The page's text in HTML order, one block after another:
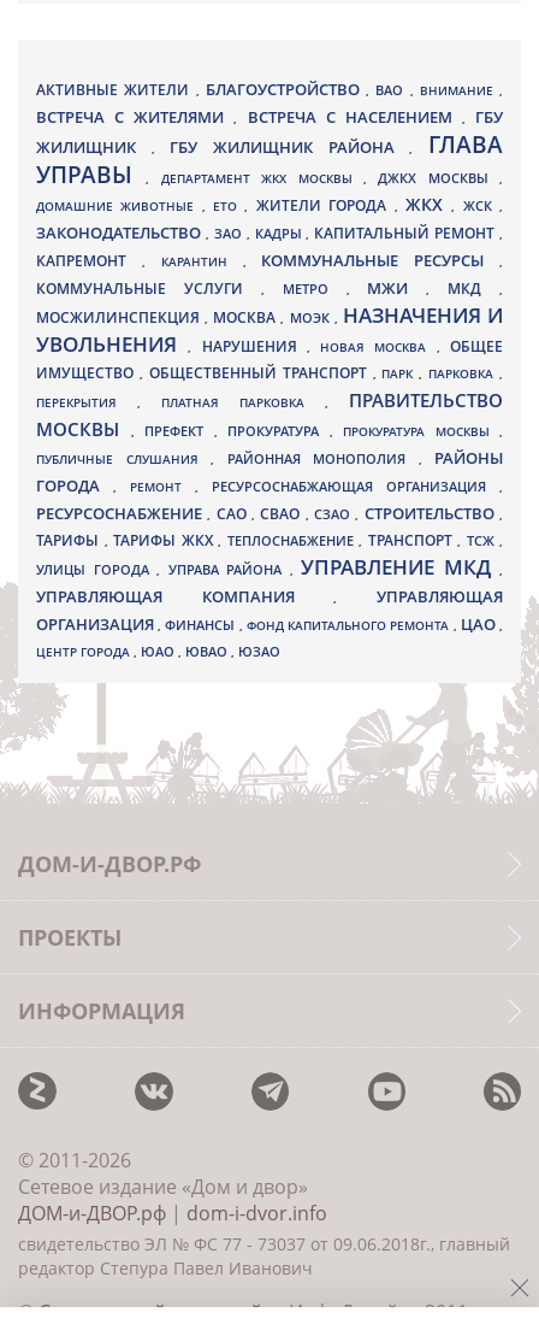
АКТИВНЫЕ ЖИТЕЛИ , БЛАГОУСТРОЙСТВО , ВАО , ВНИМАНИЕ ,
ВСТРЕЧА С ЖИТЕЛЯМИ, ВСТРЕЧА С НАСЕЛЕНИЕМ , ГБУ
ЖИЛИЩНИК
, ГБУ ЖИЛИЩНИК РАЙОНА, ГЛАВА
УПРАВЫ, ДЕПАРТАМЕНТ ЖКХ МОСКВЫ ,ДЖКХ МОСКВЫ ,
ДОМАШНИЕ ЖИВОТНЫЕ , ЕТО, ЖИТЕЛИ ГОРОДА , ЖКХ, ЖСК,
ЗАКОНОДАТЕЛЬСТВО , ЗАО , КАДРЫ, КАПИТАЛЬНЫЙ РЕМОНТ ,
КАПРЕМОНТ , КАРАНТИН , КОММУНАЛЬНЫЕ РЕСУРСЫ,
КОММУНАЛЬНЫЕ УСЛУГИ , МЕТРО , МЖИ, МКД ,
МОСЖИЛИНСПЕКЦИЯ, МОСКВА , МОЭК , НАЗНАЧЕНИЯ И
УВОЛЬНЕНИЯ, НАРУШЕНИЯ , НОВАЯ МОСКВА ,ОБЩЕЕ
ИМУЩЕСТВО , ОБЩЕСТВЕННЫЙ ТРАНСПОРТ , ПАРК, ПАРКОВКА ,
ПЕРЕКРЫТИЯ , ПЛАТНАЯ ПАРКОВКА , ПРАВИТЕЛЬСТВО
МОСКВЫ
, ПРЕФЕКТ , ПРОКУРАТУРА , ПРОКУРАТУРА МОСКВЫ ,
ПУБЛИЧНЫЕ СЛУШАНИЯ , РАЙОННАЯ МОНОПОЛИЯ , РАЙОНЫ
ГОРОДА
, РЕМОНТ , РЕСУРСОСНАБЖАЮЩАЯ ОРГАНИЗАЦИЯ ,
РЕСУРСОСНАБЖЕНИЕ, САО,СВАО ,СЗАО, СТРОИТЕЛЬСТВО,
ТАРИФЫ , ТАРИФЫ ЖКХ , ТЕПЛОСНАБЖЕНИЕ , ТРАНСПОРТ , ТСЖ ,
УЛИЦЫ ГОРОДА , УПРАВА РАЙОНА , УПРАВЛЕНИЕ МКД ,
УПРАВЛЯЮЩАЯ КОМПАНИЯ,УПРАВЛЯЮЩАЯ
ОРГАНИЗАЦИЯ,ФИНАНСЫ , ФОНД КАПИТАЛЬНОГО РЕМОНТА , ЦАО,
ЦЕНТР ГОРОДА , ЮАО , ЮВАО , ЮЗАО
ДОМ-И-ДВОР.РФ
ПРОЕКТЫ
ИНФОРМАЦИЯ
© 2011-2026
Сетевое издание «Дом и двор»
ДОМ-и-ДВОР.рф | dom-i-dvor.info
свидетельство ЭЛ № ФС 77 - 73037 от 09.06.2018г., главный
редактор Степура Павел Иванович
©Создание сайта и дизайн«ИнфоДизайн» 2011—